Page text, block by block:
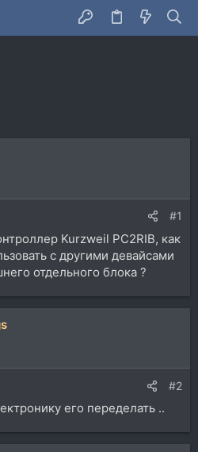
#1
Kurzweil PC2RIB, как
с другими девайсами
отдельного блока ?
#2
его переделать ..